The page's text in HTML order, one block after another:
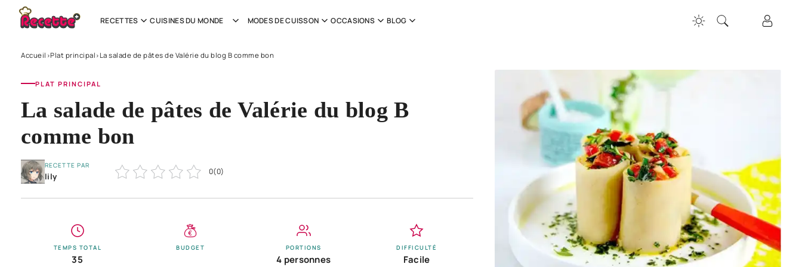
RECETTES CUISINES DU MONDE MODES DE CUISSON OCCASIONS BLOG
Accueil ›Plat principal › La salade de pâtes de Valérie du blog B comme bon
PLAT PRINCIPAL
La salade de pâtes de Valérie du blog B
comme bon
RECETTE PAR
lily 0(0)
TEMPS TOTAL
35
BUDGET PORTIONS
4 personnes
DIFFICULTÉ
Facile